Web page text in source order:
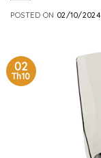
POSTED ON 02/10/2024
02
Th10